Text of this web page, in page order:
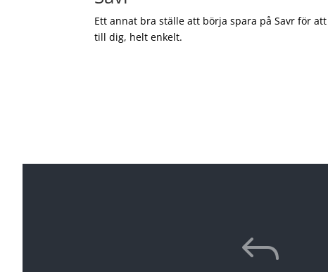
Ett annat bra ställe att börja spara på Savr för
till dig, helt enkelt.
J